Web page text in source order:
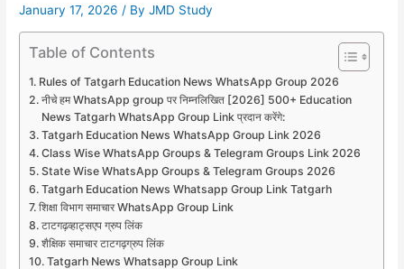
January 17, 2026/ ByJMD Study
Table of Contents
Rules of Tatgarh Education News WhatsApp Group 2026
नीचे हम WhatsApp group पर निम्नलिखित [2026] 500+ Education
News Tatgarh WhatsApp Group Link प्रदान करेंगे:
Tatgarh Education News WhatsApp Group Link 2026
Class Wise WhatsApp Groups & Telegram Groups Link 2026
State Wise WhatsApp Groups & Telegram Groups 2026
Tatgarh Education News Whatsapp Group Link Tatgarh
शिक्षा विभाग समाचार WhatsApp Group Link
टाटगढ़व्हाट्सएप ग्रुप लिंक
शैक्षिक समाचार टाटगढ़ग्रुप लिंक
Tatgarh News Whatsapp Group Link